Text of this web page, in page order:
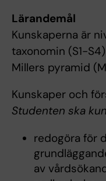
Lärandemål
Kunskaperna är
taxonomin (S1-
Millers pyramid
Kunskaper och
Studenten ska
redogöra för
av